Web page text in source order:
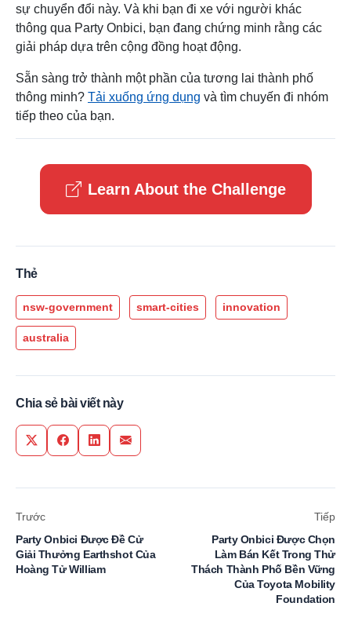
sự chuyển đổi này. Và khi bạn đi xe với người khác
thông qua Party Onbici, bạn đang chứng minh rằng các
giải pháp dựa trên cộng đồng hoạt động.
Sẵn sàng trở thành một phần của tương lai thành phố
thông minh? Tải xuống ứng dụng và tìm chuyến đi nhóm
tiếp theo của bạn.
Learn About the Challenge
Thẻ
nsw-government smart-cities innovation
australia
Chia sẻ bài viết này
Share on Twitter
Share on Facebook
Share on LinkedIn
Share via Email
Trước
Party Onbici Được Đề Cử
Giải Thưởng Earthshot Của
Hoàng Tử William
Tiếp
Party Onbici Được Chọn
Làm Bán Kết Trong Thử
Thách Thành Phố Bền Vững
Của Toyota Mobility
Foundation